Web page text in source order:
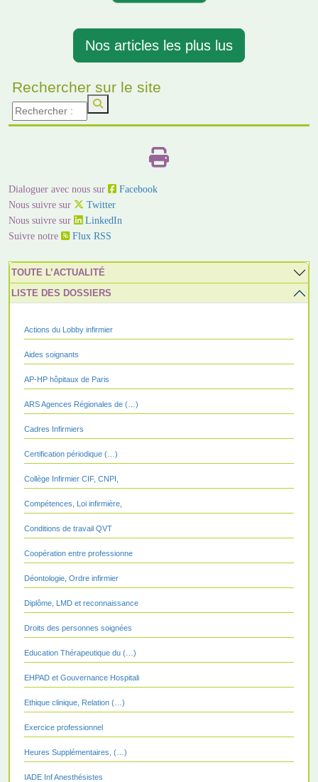
Nos articles les plus lus
Rechercher sur le site
Dialoguer avec nous sur
Facebook
Nous suivre sur
Twitter
Nous suivre sur
LinkedIn
Suivre notre
Flux RSS
TOUTE L’ACTUALITÉ
LISTE DES DOSSIERS
Actions du Lobby infirmier
Aides soignants
AP-HP hôpitaux de Paris
ARS Agences Régionales de (…)
Cadres Infirmiers
Certification périodique (…)
Collège Infirmier CIF, CNPI,
Compétences, Loi infirmière,
Conditions de travail QVT
Coopération entre professionne
Déontologie, Ordre infirmier
Diplôme, LMD et reconnaissance
Droits des personnes soignées
Education Thérapeutique du (…)
EHPAD et Gouvernance Hospitali
Ethique clinique, Relation (…)
Exercice professionnel
Heures Supplémentaires, (…)
IADE Inf Anesthésistes